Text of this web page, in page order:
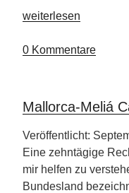
„Kühl,
am
weiterlesen
0 Kommentare
Mallorca-Meliá
Veröffentlicht:
Eine zehntägige
mir helfen zu
Bundesland